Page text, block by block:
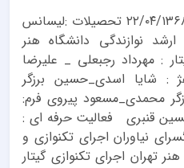
سمیرا مسعودی تاریخ تولد : ۲۲/۰۴/۱۳۶۸ تحصیلات :لیسانس
نوازندگی دانشگاه هنر
: مهرداد رجبعلی _ علیرضا
: شایا اسدی_حسین برزگر
محمدی_مسعود پیروی فرم:
قنبری فعالیت حرفه ای :
نیاوران اجرای تکنوازی و
تهران اجرای تکنوازی گیتار